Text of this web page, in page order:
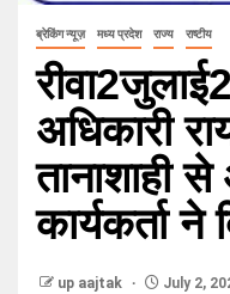
ब्रेकिंग न्यूज़ मध्य प्रदेश राज्य राष्टीय
अधिकारी
तानाशाही
कार्यकर्ता ने
up aajtak July 2,